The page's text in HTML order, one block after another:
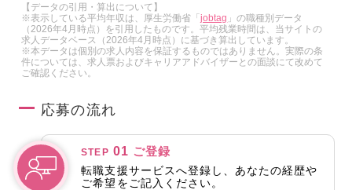
【データの引用・算出について】
※表示している平均年収は、厚生労働省「jobtag 」の職種別データ
（2026年4月時点）を引用したものです。平均残業時間は、当サイトの
求人データベース（2026年4月時点）に基づき算出しています。
※本データは個別の求人内容を保証するものではありません。実際の条
件については、求人票およびキャリアアドバイザーとの面談にて改めて
ご確認ください。
応募の流れ
STEP 01 ご登録
転職支援サービスへ登録し、あなたの経歴や
ご希望をご記入ください。